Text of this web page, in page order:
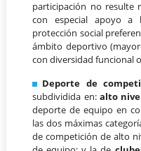
participación no resulte
con especial apoyo a
protección social
ámbito deportivo
con diversidad funcional
Deporte de
subdividida en: alto
deporte de equipo en
las dos máximas
de competición de alto